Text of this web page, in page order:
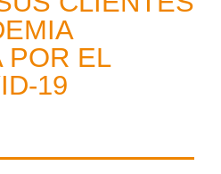
POR EL
19